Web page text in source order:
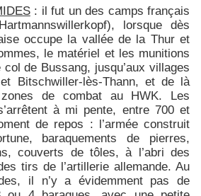
: il fut un des camps français
lorsque dès
occupe la vallée de la Thur et
le matériel et les munitions
de Bussang, jusqu’aux villages
Bitschwiller-lès-Thann, et de là
de combat au HWK. Les
à mi pente, entre 700 et
de repos : l’armée construit
baraquements de pierres,
couverts de tôles, à l’abri des
tirs de l’artillerie allemande. Au
il n’y a évidemment pas de